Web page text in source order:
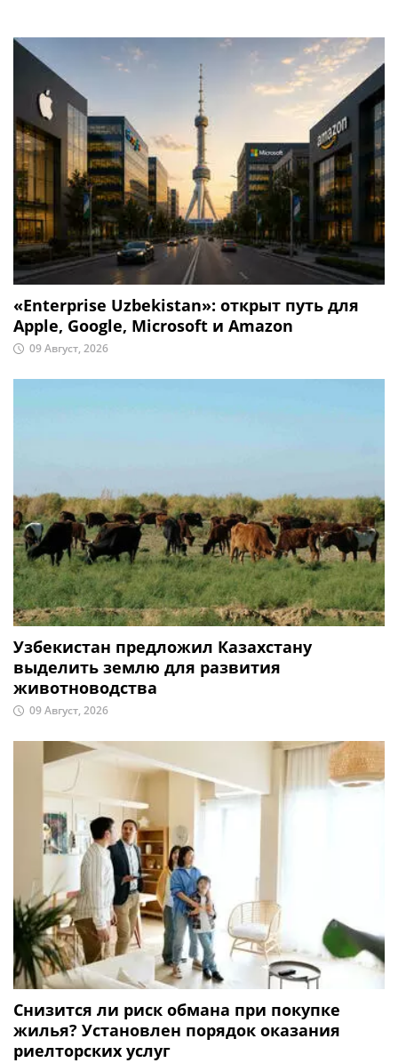
«Enterprise Uzbekistan»: открыт путь для
Apple, Google, Microsoft и Amazon
09 Август, 2026
Узбекистан предложил Казахстану
выделить землю для развития
животноводства
09 Август, 2026
Снизится ли риск обмана при покупке
жилья? Установлен порядок оказания
риелторских услуг